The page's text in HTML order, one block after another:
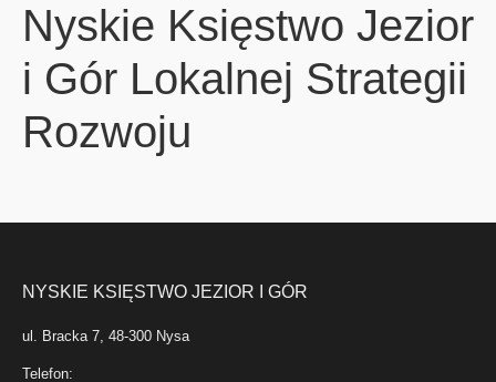
Nyskie Księstwo Jezior
i Gór Lokalnej Strategii
Rozwoju
NYSKIE KSIĘSTWO JEZIOR I GÓR
ul. Bracka 7, 48-300 Nysa
Telefon: